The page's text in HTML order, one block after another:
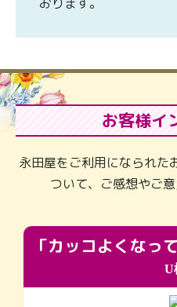
おります。
お客様イ
永田屋をご利用になられた
ついて、ご感想やご
U